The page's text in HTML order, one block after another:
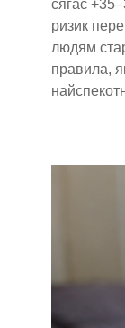
сягає
ризик
людям
правила,